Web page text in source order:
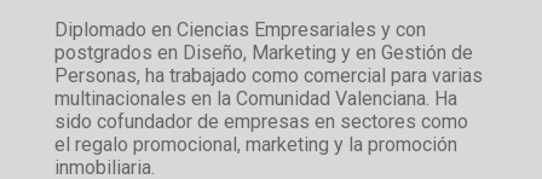
Diplomado en Ciencias Empresariales y con
postgrados en Diseño, Marketing y en Gestión de
Personas, ha trabajado como comercial para varias
multinacionales en la Comunidad Valenciana. Ha
sido cofundador de empresas en sectores como
el regalo promocional, marketing y la promoción
inmobiliaria.